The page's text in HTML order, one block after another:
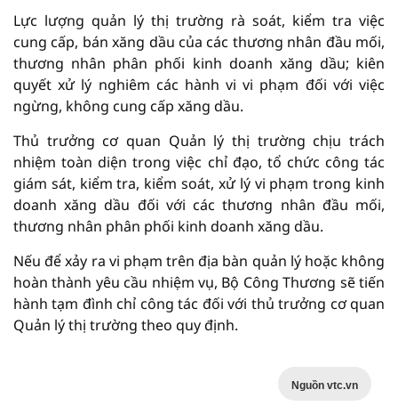
Lực lượng quản lý thị trường rà soát, kiểm tra việc
cung cấp, bán xăng dầu của các thương nhân đầu mối,
thương nhân phân phối kinh doanh xăng dầu; kiên
quyết xử lý nghiêm các hành vi vi phạm đối với việc
ngừng, không cung cấp xăng dầu.
Thủ trưởng cơ quan Quản lý thị trường chịu trách
nhiệm toàn diện trong việc chỉ đạo, tổ chức công tác
giám sát, kiểm tra, kiểm soát, xử lý vi phạm trong kinh
doanh xăng dầu đối với các thương nhân đầu mối,
thương nhân phân phối kinh doanh xăng dầu.
Nếu để xảy ra vi phạm trên địa bàn quản lý hoặc không
hoàn thành yêu cầu nhiệm vụ, Bộ Công Thương sẽ tiến
hành tạm đình chỉ công tác đối với thủ trưởng cơ quan
Quản lý thị trường theo quy định.
Nguồn vtc.vn